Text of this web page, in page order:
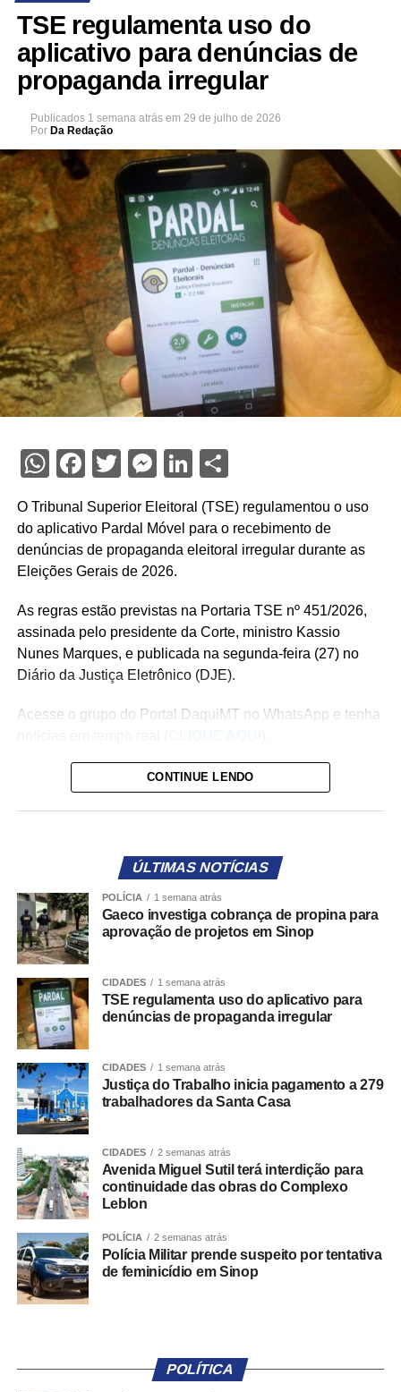
TSE regulamenta uso do
aplicativo para denúncias de
propaganda irregular
Publicados 1 semana atrás em 29 de julho de 2026
Por Da Redação
WhatsApp
Facebook
Twitter
Messenger
LinkedIn
Share
O Tribunal Superior Eleitoral (TSE) regulamentou o uso
do aplicativo Pardal Móvel para o recebimento de
denúncias de propaganda eleitoral irregular durante as
Eleições Gerais de 2026.
As regras estão previstas na Portaria TSE nº 451/2026,
assinada pelo presidente da Corte, ministro Kassio
Nunes Marques, e publicada na segunda-feira (27) no
Diário da Justiça Eletrônico (DJE).
Acesse o grupo do Portal DaquiMT no WhatsApp e tenha
A ferramenta estará disponível a partir de 16 de agosto,
data de início da propaganda eleitoral, e permitirá que
exercício do poder de polícia sobre a propaganda
O objetivo é facilitar a participação da sociedade na
fiscalização do cumprimento das regras eleitorais,
tornando mais ágil o encaminhamento de informações
sobre eventuais irregularidades.
Como funcionará o Pardal
De acordo com a portaria, o sistema será composto por
três módulos:
– Pardal Móvel: aplicativo gratuito disponível para
smartphones e tablets nas plataformas Google Play e App
Store;
– Pardal ADM: ambiente de uso exclusivo da Justiça
Eleitoral para gestão de dados apresentados em
denúncias relativas à respectiva circunscrição;
– Pardal Web: plataforma destinada ao acompanhamento
de estatísticas das denúncias registradas.
norma, contudo, assegura que a identidade da pessoa
denunciante permanecerá protegida por sigilo,
CONTINUE LENDO
ÚLTIMAS NOTÍCIAS
POLÍCIA 1 semana atrás
Gaeco investiga cobrança de propina para
aprovação de projetos em Sinop
CIDADES 1 semana atrás
TSE regulamenta uso do aplicativo para
denúncias de propaganda irregular
CIDADES 1 semana atrás
Justiça do Trabalho inicia pagamento a 279
trabalhadores da Santa Casa
CIDADES 2 semanas atrás
Avenida Miguel Sutil terá interdição para
continuidade das obras do Complexo
Leblon
POLÍCIA 2 semanas atrás
Polícia Militar prende suspeito por tentativa
de feminicídio em Sinop
POLÍTICA